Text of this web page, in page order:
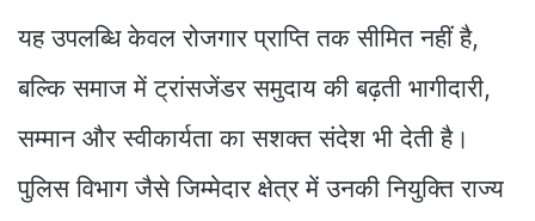
यह उपलब्धि केवल रोजगार प्राप्ति तक सीमित नहीं है,
बल्कि समाज में ट्रांसजेंडर समुदाय की बढ़ती भागीदारी,
सम्मान और स्वीकार्यता का सशक्त संदेश भी देती है।
पुलिस विभाग जैसे जिम्मेदार क्षेत्र में उनकी नियुक्ति राज्य